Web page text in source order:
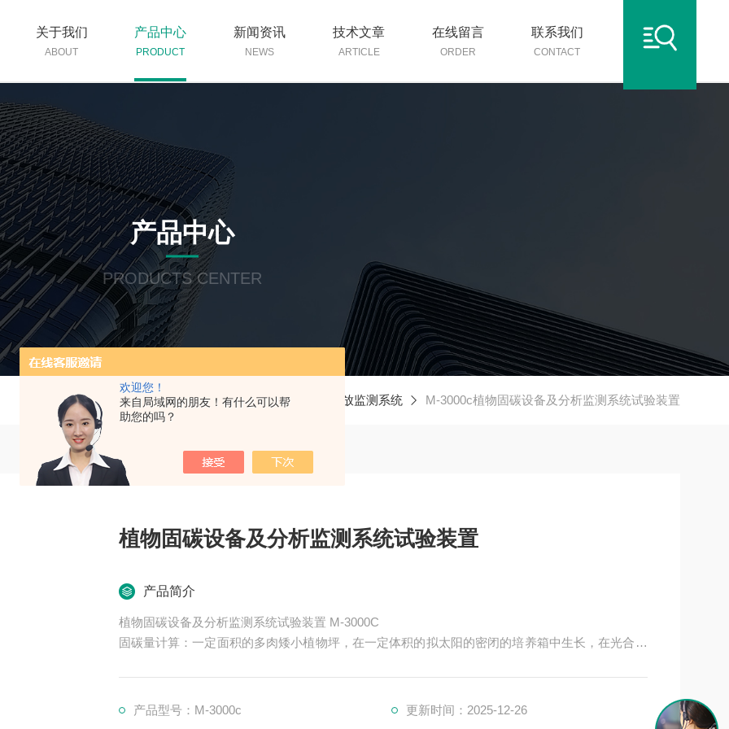
欢迎您！
来自局域网的朋友！有什么可以帮
助您的吗？
关于我们
ABOUT
产品中心
PRODUCT
新闻资讯
NEWS
技术文章
ARTICLE
在线留言
ORDER
联系我们
CONTACT
产品中心
PRODUCTS CENTER
当前位置：首页 产品中心 碳排放监测系统 M-3000c植物固碳设备及分析监测系统试验装置
植物固碳设备及分析监测系统试验装置
产品简介
植物固碳设备及分析监测系统试验装置 M-3000C
固碳量计算：一定面积的多肉矮小植物坪，在一定体积的拟太阳的密闭的培养箱中生长，在光合作
产品型号：M-3000c
更新时间：2025-12-26